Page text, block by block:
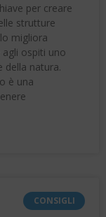
per creare
strutture
migliora
ospiti uno
della natura.
è una
CONSIGLI